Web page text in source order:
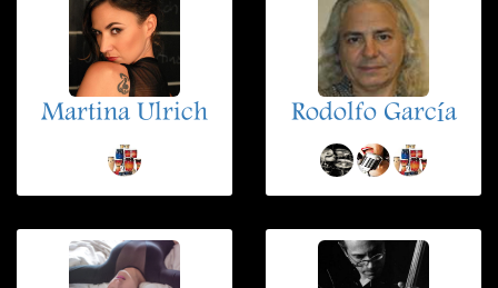
Martina Ulrich Rodolfo García